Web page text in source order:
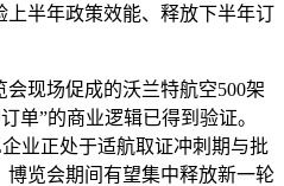
半年政策效能、释放下半年订
会现场促成的沃兰特航空500架
单”的商业逻辑已得到验证。
业正处于适航取证冲刺期与批
览会期间有望集中释放新一轮